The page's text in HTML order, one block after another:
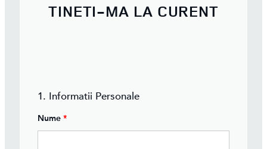
TINETI-MA LA CURENT
1. Informatii Personale
Nume *